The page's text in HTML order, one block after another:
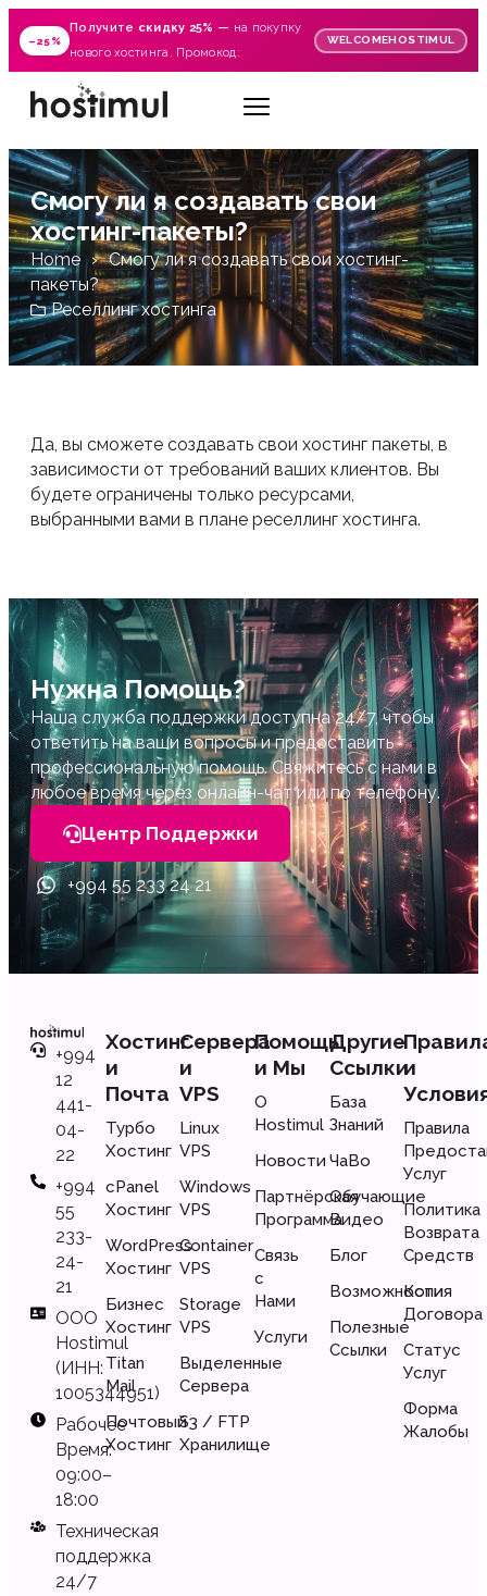
–25%
Получите скидку 25% — на покупку
нового хостинга. Промокод:
WELCOMEHOSTIMUL
Смогу ли я создавать свои
хостинг-пакеты?
Home
Смогу ли я создавать свои хостинг-
пакеты?
Реселлинг хостинга
Да, вы сможете создавать свои хостинг пакеты, в
зависимости от требований ваших клиентов. Вы
будете ограничены только ресурсами,
выбранными вами в плане реселлинг хостинга.
Нужна Помощь?
Наша служба поддержки доступна 24/7, чтобы
ответить на ваши вопросы и предоставить
профессиональную помощь. Свяжитесь с нами в
любое время через онлайн-чат или по телефону.
Центр Поддержки
+994 55 233 24 21
+994
12
441-
04-
22
+994
55
233-
24-
21
ООО
Hostimul
(ИНН:
1005344951)
Рабочее
Время:
09:00–
18:00
Техническая
поддержка
24/7
Хостинг
и
Почта
Турбо
Хостинг
cPanel
Хостинг
WordPress
Хостинг
Бизнес
Хостинг
Titan
Mail
Почтовый
Хостинг
Сервера
и
VPS
Linux
VPS
Windows
VPS
Container
VPS
Storage
VPS
Выделенные
Сервера
S3 / FTP
Хранилище
Помощь
и Мы
О
Hostimul
Новости
Партнёрская
Программа
Связь
с
Нами
Услуги
Другие
Ссылки
База
Знаний
ЧаВо
Обучающие
Видео
Блог
Возможности
Полезные
Ссылки
и
Правила
Услуг
Политика
Возврата
Средств
Копия
Договора
Статус
Услуг
Форма
Жалобы